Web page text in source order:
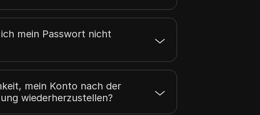
mein Passwort nicht
mein Konto nach der
wiederherzustellen?